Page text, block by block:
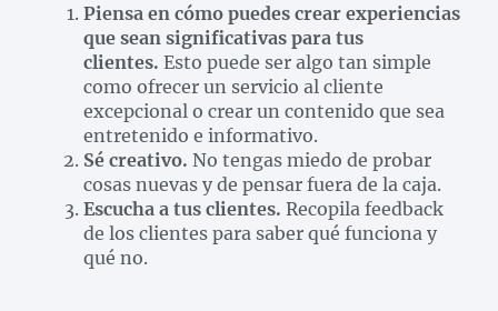
Piensa en cómo puedes crear experiencias
que sean significativas para tus
clientes. Esto puede ser algo tan simple
como ofrecer un servicio al cliente
excepcional o crear un contenido que sea
entretenido e informativo.
Sé creativo. No tengas miedo de probar
cosas nuevas y de pensar fuera de la caja.
Escucha a tus clientes. Recopila feedback
de los clientes para saber qué funciona y
qué no.